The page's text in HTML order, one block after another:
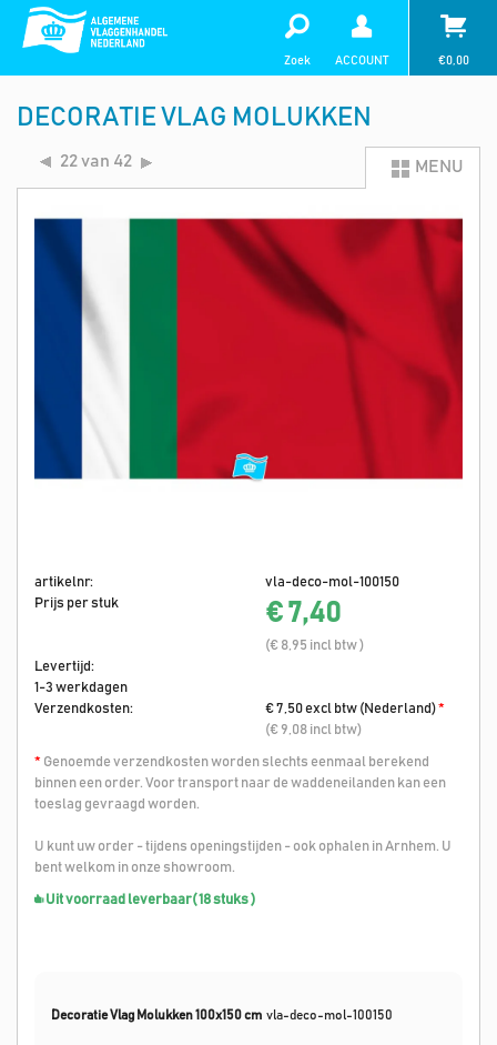
Zoek ACCOUNT €0,00
DECORATIE VLAG MOLUKKEN
22 van 42 MENU
artikelnr:
vla-deco-mol-100150
Prijs per stuk
€ 7,40
(€ 8,95 incl btw )
Levertijd:
1-3 werkdagen
Verzendkosten:
€ 7,50 excl btw (Nederland)*
(€ 9,08 incl btw)
* Genoemde verzendkosten worden slechts eenmaal berekend
binnen een order. Voor transport naar de waddeneilanden kan een
toeslag gevraagd worden.
U kunt uw order - tijdens openingstijden - ook ophalen in Arnhem. U
bent welkom in onze showroom.
Uit voorraad leverbaar( 18 stuks )
Decoratie Vlag Molukken 100x150 cm vla-deco-mol-100150